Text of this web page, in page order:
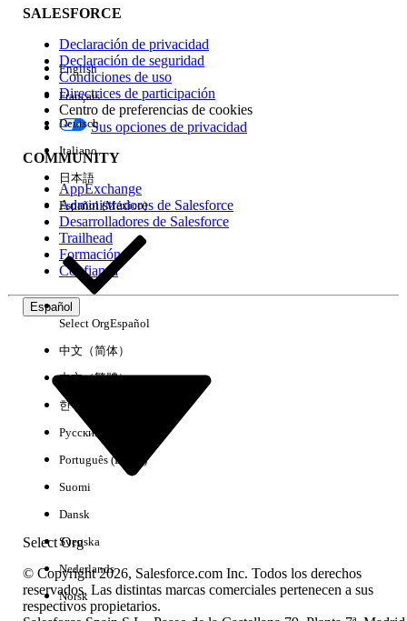
Repercusión de función
Edición
Experiencia
No hay resultados
SALESFORCE
Declaración de privacidad
Declaración de seguridad
Condiciones de uso
Directrices de participación
Centro de preferencias de cookies
Sus opciones de privacidad
COMMUNITY
AppExchange
Administradores de Salesforce
Desarrolladores de Salesforce
Trailhead
Formación
Confianza
Español
Select Org
English
Français
Deutsch
Italiano
日本語
Español (México)
Select OrgEspañol
中文（简体）
中文（繁體）
한국어
Русский
Português (Brasil)
Suomi
Dansk
Svenska
Nederlands
Norsk
© Copyright 2026, Salesforce.com Inc. Todos los derechos
reservados. Las distintas marcas comerciales pertenecen a sus
respectivos propietarios.